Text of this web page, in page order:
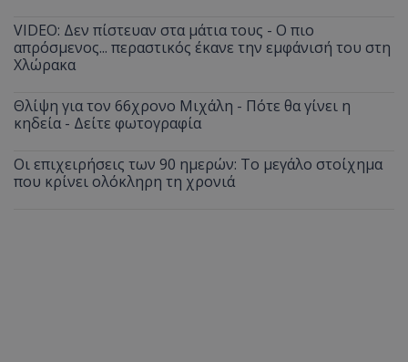
VIDEO: Δεν πίστευαν στα μάτια τους - Ο πιο
απρόσμενος... περαστικός έκανε την εμφάνισή του στη
Χλώρακα
Θλίψη για τον 66χρονο Μιχάλη - Πότε θα γίνει η
κηδεία - Δείτε φωτογραφία
Οι επιχειρήσεις των 90 ημερών: Το μεγάλο στοίχημα
που κρίνει ολόκληρη τη χρονιά